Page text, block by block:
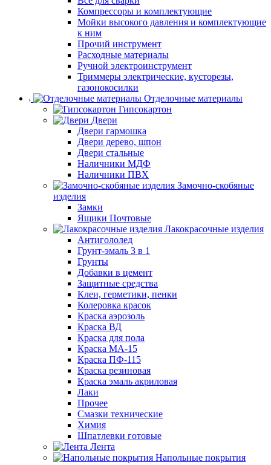
Компрессоры и комплектующие
Мойки высокого давления и комплектующие
к ним
Прочий инструмент
Расходные материалы
Ручной электроинструмент
Триммеры электрические, кусторезы,
газонокосилки
Отделочные материалы
Гипсокартон
Двери
Двери гармошка
Двери дерево, шпон
Двери стальные
Наличники МДФ
Наличники ПВХ
Замочно-скобяные
изделия
Замки
Ящики Почтовые
Лакокрасочные изделия
Антигололед
Грунт-эмаль 3 в 1
Грунты
Добавки в цемент
Защитные средства
Клеи, герметики, пенки
Колеровка красок
Краска аэрозоль
Краска ВД
Краска для пола
Краска МА-15
Краска ПФ-115
Краска резиновая
Краска эмаль акриловая
Лаки
Прочее
Смазки технические
Химия
Шпатлевки готовые
Лента
Напольные покрытия